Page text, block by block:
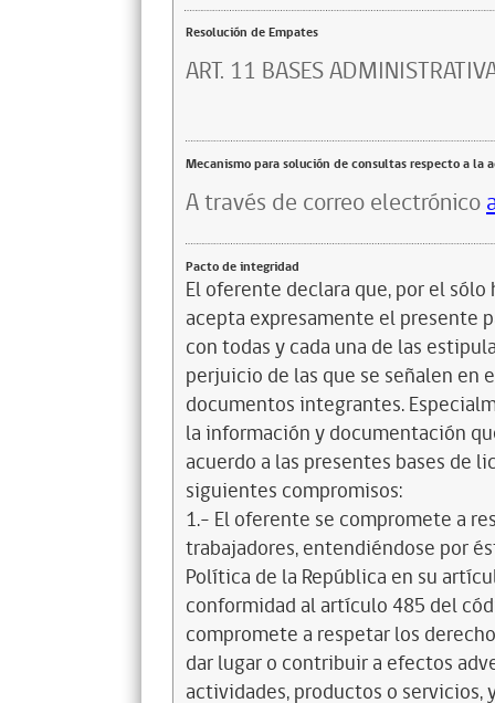
Resolución de Empates
ART. 11 BASES
Mecanismo para solución de consultas respecto a la
A través de correo electrónico
Pacto de integridad
El oferente declara que, por el
acepta expresamente el presente
con todas y cada una de las
perjuicio de las que se señalen en
documentos integrantes.
la información y documentación
acuerdo a las presentes bases de
siguientes compromisos:
1.- El oferente se compromete a
trabajadores, entendiéndose por
Política de la República en su
conformidad al artículo 485 del
compromete a respetar los
dar lugar o contribuir a efectos
actividades, productos o servicios,